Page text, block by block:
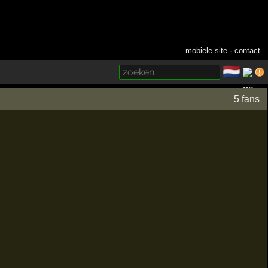
mobiele site ·contact
🇳🇱
5 fans